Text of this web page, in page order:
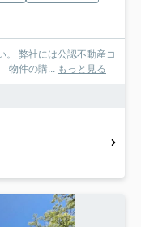
コ
物件の購... もっと見る